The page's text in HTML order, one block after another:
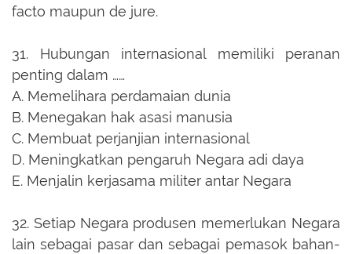
facto maupun de jure.
31.
Hubungan internasional memiliki peranan
penting dalam ……
A. Memelihara perdamaian dunia
B. Menegakan hak asasi manusia
C. Membuat perjanjian internasional
D. Meningkatkan pengaruh Negara adi daya
E. Menjalin kerjasama militer antar Negara
32. Setiap Negara produsen memerlukan Negara
lain sebagai pasar dan sebagai pemasok bahan-